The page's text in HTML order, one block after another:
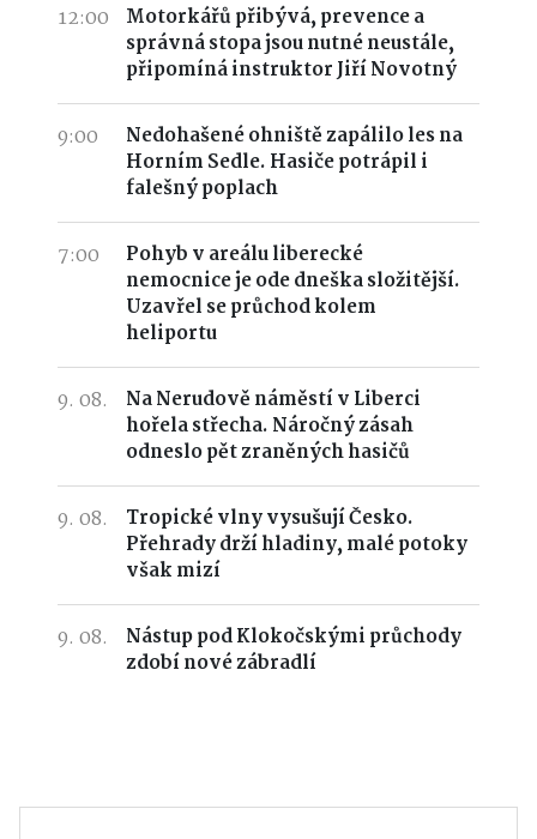
12:00
Motorkářů přibývá, prevence a
správná stopa jsou nutné neustále,
připomíná instruktor Jiří Novotný
9:00
Nedohašené ohniště zapálilo les na
Horním Sedle. Hasiče potrápil i
falešný poplach
7:00
Pohyb v areálu liberecké
nemocnice je ode dneška složitější.
Uzavřel se průchod kolem
heliportu
9. 08.
Na Nerudově náměstí v Liberci
hořela střecha. Náročný zásah
odneslo pět zraněných hasičů
9. 08.
Tropické vlny vysušují Česko.
Přehrady drží hladiny, malé potoky
však mizí
9. 08.
Nástup pod Klokočskými průchody
zdobí nové zábradlí